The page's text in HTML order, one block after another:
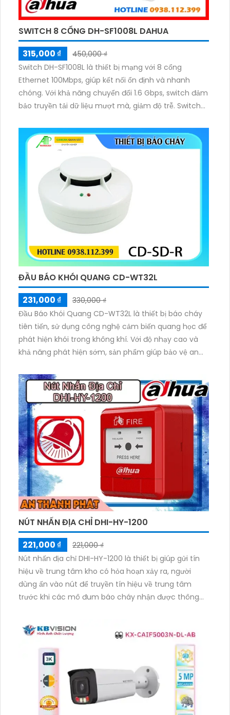
SWITCH 8 CỔNG DH-SF1008L DAHUA
315,000 ₫
450,000 ₫
Switch DH-SF1008L là thiết bị mạng với 8 cổng
Ethernet 100Mbps, giúp kết nối ổn định và nhanh
chóng. Với khả năng chuyển đổi 1.6 Gbps, switch đảm
bảo truyền tải dữ liệu mượt mà, giảm độ trễ. Switch
gia đình và văn phòng.
ĐẦU BÁO KHÓI QUANG CD-WT32L
231,000 ₫
330,000 ₫
Đầu Báo Khói Quang CD-WT32L là thiết bị báo cháy
tiên tiến, sử dụng công nghệ cảm biến quang học để
phát hiện khói trong không khí. Với độ nhạy cao và
khả năng phát hiện sớm, sản phẩm giúp bảo vệ an
gọn lắp đặt ốp trần
NÚT NHẤN ĐỊA CHỈ DHI-HY-1200
221,000 ₫
221,000 ₫
Nút nhấn địa chỉ DHI-HY-1200 là thiết bị giúp gửi tín
hiệu về trung tâm kho có hỏa hoạn xảy ra, người
dùng ấn vào nút để truyền tín hiệu về trung tâm
trước khi các mô đum báo cháy nhận được thông